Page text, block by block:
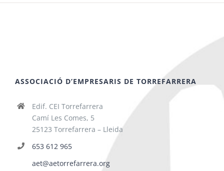
ASSOCIACIÓ D’EMPRESARIS DE TORREFARRERA
Edif. CEI Torrefarrera
Camí Les Comes, 5
25123 Torrefarrera – Lleida
653 612 965
aet@aetorrefarrera.org